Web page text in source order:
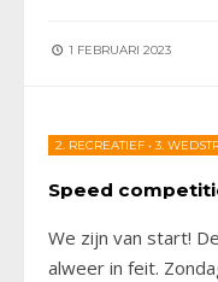
1 FEBRUARI 2023
2. RECREATIEF • 3.
Speed
We zijn van start!
alweer in feit.